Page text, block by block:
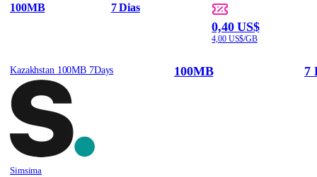
100MB 7 Dias
0,40 US$
4,00 US$/GB
Kazakhstan 100MB 7Days
Simsima
100MB 7